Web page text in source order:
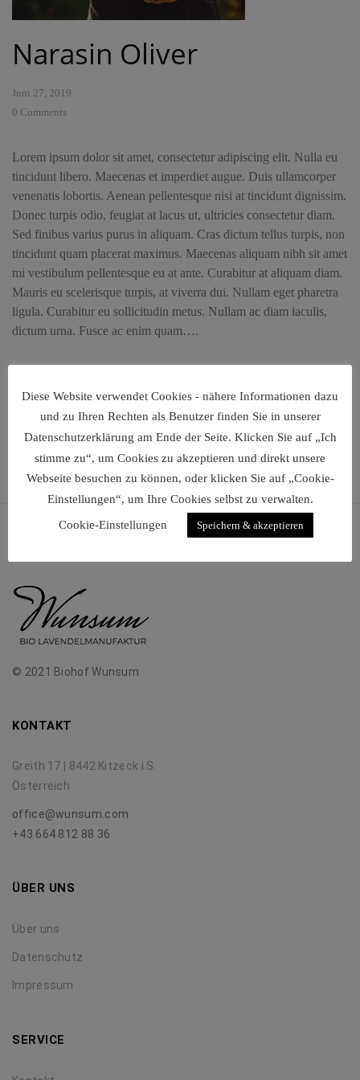
Narasin Oliver
Juni 27, 2019
0 Comments
Lorem ipsum dolor sit amet, consectetur adipiscing elit. Nulla eu
tincidunt libero. Maecenas et imperdiet augue. Duis ullamcorper
venenatis lobortis. Aenean pellentesque nisi at tincidunt dignissim.
Donec turpis odio, feugiat at lacus ut, ultricies consectetur diam.
Sed finibus varius purus in aliquam. Cras dictum tellus turpis, non
tincidunt quam placerat maximus. Maecenas aliquam nibh sit amet
mi vestibulum pellentesque eu at ante. Curabitur at aliquam diam.
Mauris eu scelerisque turpis, at viverra dui. Nullam eget pharetra
ligula. Curabitur eu sollicitudin metus. Nullam ac diam iaculis,
dictum urna. Fusce ac enim quam….
© 2021 Biohof Wunsum
KONTAKT
Greith 17 | 8442 Kitzeck i.S.
Österreich
office@wunsum.com
+43 664 812 88 36
ÜBER UNS
Über uns
Datenschutz
Impressum
SERVICE
Diese Website verwendet Cookies - nähere Informationen dazu
und zu Ihren Rechten als Benutzer finden Sie in unserer
Datenschutzerklärung am Ende der Seite. Klicken Sie auf „Ich
stimme zu“, um Cookies zu akzeptieren und direkt unsere
Webseite besuchen zu können, oder klicken Sie auf „Cookie-
Einstellungen“, um Ihre Cookies selbst zu verwalten.
Cookie-Einstellungen
Speichern & akzeptieren